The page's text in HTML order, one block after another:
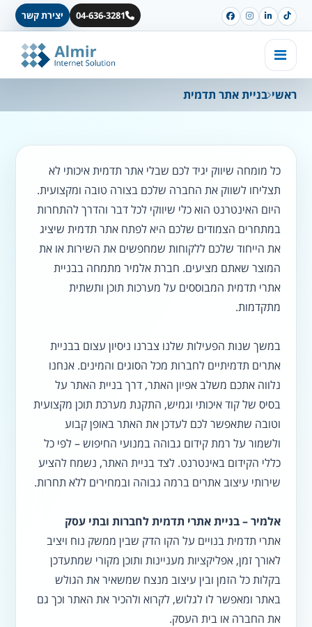
04-636-3281 יצירת קשר
ראשי בניית אתר תדמית
כל מומחה שיווק יגיד לכם שבלי אתר תדמית איכותי לא
תצליחו לשווק את החברה שלכם בצורה טובה ומקצועית.
היום האינטרנט הוא כלי שיווקי לכל דבר והדרך להתחרות
במתחרים הצמודים שלכם היא לפתח אתר תדמית שיציג
את הייחוד שלכם ללקוחות שמחפשים את השירות או את
המוצר שאתם מציעים. חברת אלמיר מתמחה בבניית
אתרי תדמית המבוססים על מערכות תוכן ותשתית
מתקדמות.
במשך שנות הפעילות שלנו צברנו ניסיון עצום בבניית
אתרים תדמיתיים לחברות מכל הסוגים והמינים. אנחנו
נלווה אתכם משלב אפיון האתר, דרך בניית האתר על
בסיס של קוד איכותי וגמיש, התקנת מערכת תוכן מקצועית
וטובה שתאפשר לכם לעדכן את האתר באופן קבוע
ולשמור על רמת קידום גבוהה במנועי החיפוש – לפי כל
כללי הקידום באינטרנט. לצד בניית האתר, נשמח להציע
שירותי עיצוב אתרים ברמה גבוהה ובמחירים ללא תחרות.
אלמיר – בניית אתרי תדמית לחברות ובתי עסק
אתרי תדמית בנויים על הקו הדק שבין ממשק נוח ויציב
לאורך זמן, אפליקציות מעניינות ותוכן מקורי שמתעדכן
בקלות כל הזמן ובין עיצוב מנצח שמשאיר את הגולש
באתר ומאפשר לו לגלוש, לקרוא ולהכיר את האתר וכך גם
את החברה או בית העסק.